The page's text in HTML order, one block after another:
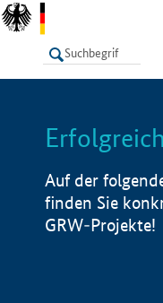
LISTE
Auf der
finden Sie
GRW-Projekte!